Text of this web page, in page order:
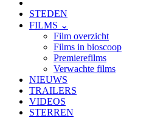
STEDEN
FILMS ⌄
Film overzicht
Films in bioscoop
Premierefilms
Verwachte films
NIEUWS
TRAILERS
VIDEOS
STERREN